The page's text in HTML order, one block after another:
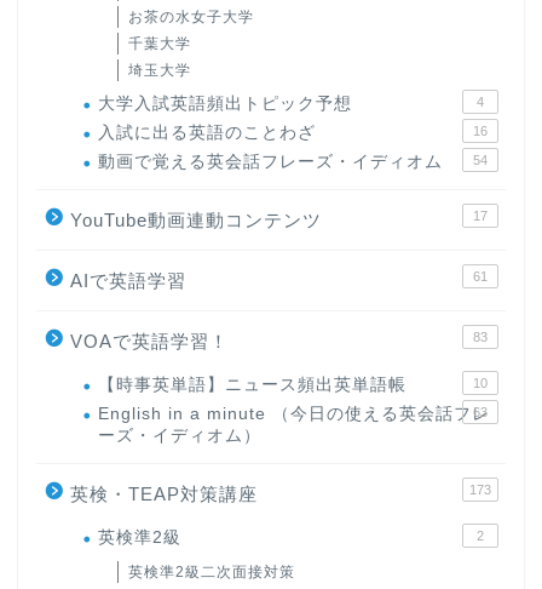
お茶の水女子大学
千葉大学
埼玉大学
大学入試英語頻出トピック予想 4
入試に出る英語のことわざ 16
動画で覚える英会話フレーズ・イディオム 54
YouTube動画連動コンテンツ 17
AIで英語学習 61
VOAで英語学習！ 83
【時事英単語】ニュース頻出英単語帳 10
English in a minute （今日の使える英会話フレ
ーズ・イディオム）
63
英検・TEAP対策講座 173
英検準2級 2
英検準2級二次面接対策